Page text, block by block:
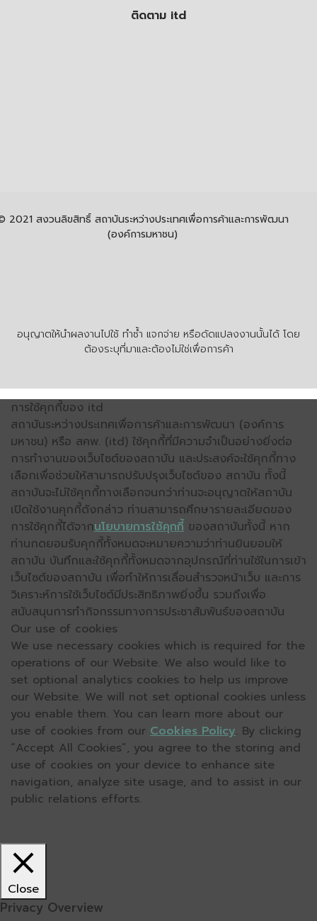
ติดตาม itd
อนุญาตให้นำผลงานไปใช้ ทำซ้ำ แจกจ่าย หรือดัดแปลงงานนั้นได้ โดย
ต้องระบุที่มาและต้องไม่ใช่เพื่อการค้า
2021 สงวนลิขสิทธิ์ สถาบันระหว่างประเทศเพื่อการค้าและการพัฒนา
(องค์การมหาชน)
การใช้คุกกี้ของ itd
สถาบันระหว่างประเทศเพื่อการค้าและการพัฒนา (องค์การ
มหาชน) หรือ สคพ. (itd) ใช้คุกกี้ที่มีความจำเป็นอย่างยิ่งต่อ
การทำงานของเว็บไซต์ของสถาบัน และประสงค์จะใช้คุกกี้ทาง
เลือกเพื่อช่วยให้สามารถปรับปรุงเว็บไซต์ของ สถาบัน ทั้งนี้
สถาบันจะไม่ใช้คุกกี้ทางเลือกจนกว่าท่านจะอนุญาตให้สถาบัน
เปิดใช้งานคุกกี้ดังกล่าว ท่านสามารถศึกษารายละเอียดของ
การใช้คุกกี้ได้จากนโยบายการใช้คุกกี้ ของสถาบันทั้งนี้ หาก
ท่านกดยอมรับคุกกี้ทั้งหมดจะหมายความว่าท่านยินยอมให้
สถาบัน บันทึกและใช้คุกกี้ทั้งหมดจากอุปกรณ์ที่ท่านใช้ในการเข้า
เว็บไซต์ของสถาบัน เพื่อทำให้การเลื่อนสำรวจหน้าเว็บ และการ
วิเคราะห์การใช้เว็บไซต์มีประสิทธิภาพยิ่งขึ้น รวมถึงเพื่อ
สนับสนุนการทำกิจกรรมทางการประชาสัมพันธ์ของสถาบัน
Our use of cookies
We use necessary cookies which is required for the
operations of our Website. We also would like to
set optional analytics cookies to help us improve
our Website. We will not set optional cookies unless
you enable them. You can learn more about our
use of cookies from our Cookies Policy. By clicking
“Accept All Cookies”, you agree to the storing and
use of cookies on your device to enhance site
navigation, analyze site usage, and to assist in our
public relations efforts.
Close
Privacy Overview